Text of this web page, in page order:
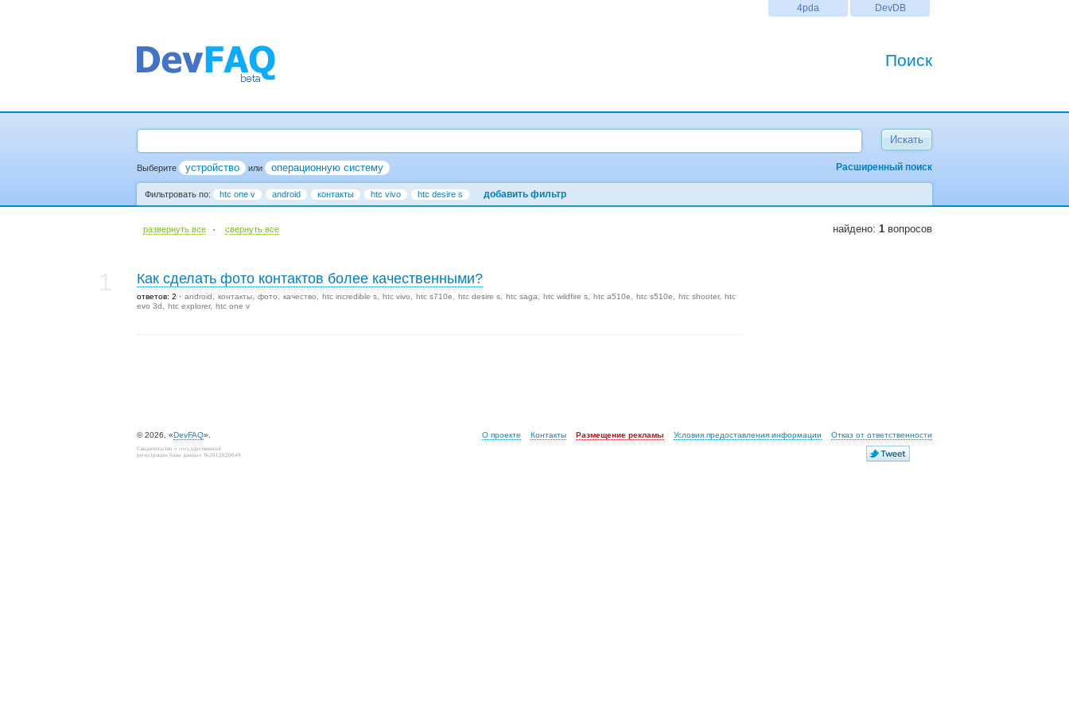
DevDB
4pda
Поиск
Выберите устройство Расширенный поиск
или операционную систему
Фильтровать по: htc one v android контакты htc vivo htc desire s добавить фильтр
развернуть все · cвернуть все найдено: 1 вопросов
Как сделать фото контактов более качественными?
ответов: 2 android контакты фото качество htc incredible s htc vivo htc s710e htc desire s htc saga htc wildfire s htc a510e htc s510e htc shooter
htc
evo 3d
htc explorer htc one v
© 2026, «DevFAQ». О проекте Контакты Размещение рекламы Условия предоставления информации Отказ от ответственности
Свидетельство о государственной
регистрации базы данных №2012620649.